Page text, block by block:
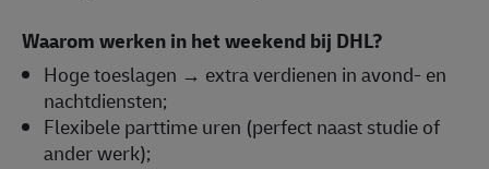
Waarom werken in het weekend bij DHL?
Hoge toeslagen → extra verdienen in avond- en
nachtdiensten;
Flexibele parttime uren (perfect naast studie of
ander werk);